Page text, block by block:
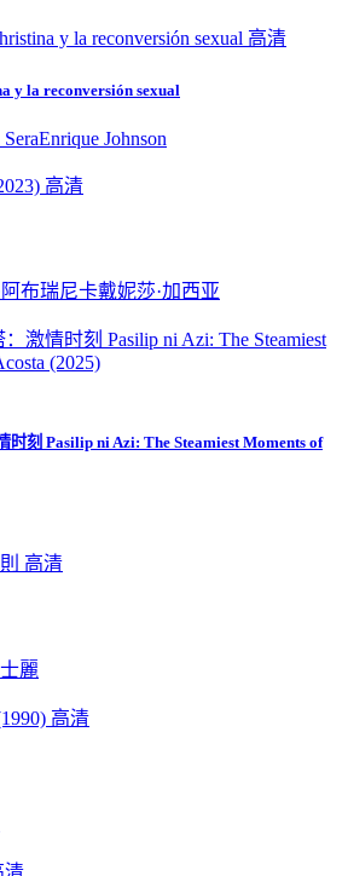
高清
y la reconversión sexual
Enrique Johnson
高清
阿布瑞尼卡戴妮莎·加西亚
时刻 Pasilip ni Azi: The Steamiest Moments of
高清
麗
高清
清